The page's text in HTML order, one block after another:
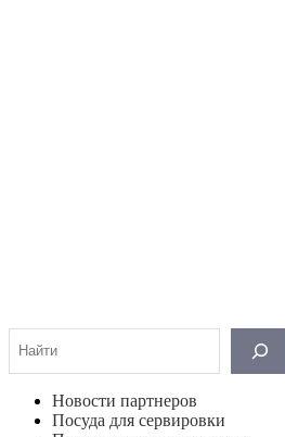
Новости партнеров
Посуда для сервировки